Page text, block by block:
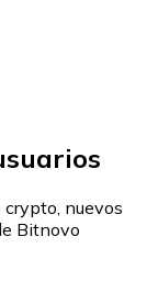
nuevos
Bitnovo